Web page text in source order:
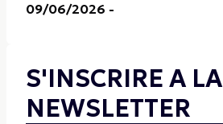
09/06/2026 -
S'INSCRIRE A LA
NEWSLETTER